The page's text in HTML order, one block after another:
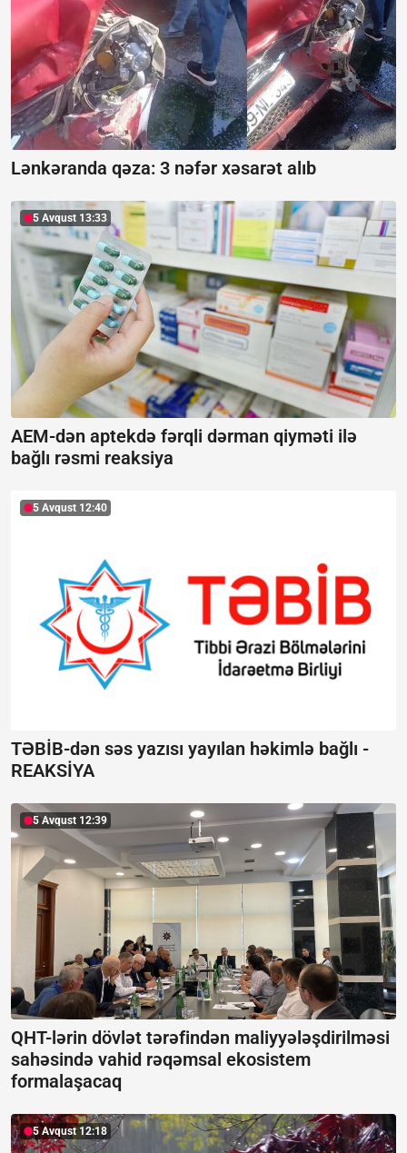
Lənkəranda qəza: 3 nəfər xəsarət alıb
5 Avqust 13:33
AEM-dən aptekdə fərqli dərman qiyməti ilə
bağlı rəsmi reaksiya
5 Avqust 12:40
TƏBİB-dən səs yazısı yayılan həkimlə bağlı -
REAKSİYA
5 Avqust 12:39
QHT-lərin dövlət tərəfindən maliyyələşdirilməsi
sahəsində vahid rəqəmsal ekosistem
formalaşacaq
5 Avqust 12:18